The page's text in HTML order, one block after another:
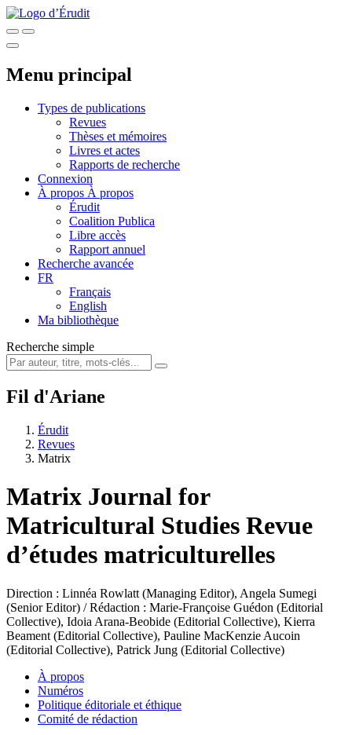
Menu principal
Types de publications
Revues
Thèses et mémoires
Livres et actes
Rapports de recherche
Connexion
À propos À propos
Érudit
Coalition Publica
Libre accès
Rapport annuel
Recherche avancée
FR
Français
English
Ma bibliothèque
Recherche simple
Fil d'Ariane
Érudit
Revues
Matrix
Matrix Journal for
Matricultural Studies Revue
d’études matriculturelles
Direction : Linnéa Rowlatt (Managing Editor), Angela Sumegi
(Senior Editor) / Rédaction : Marie-Françoise Guédon (Editorial
Collective), Idoia Arana-Beobide (Editorial Collective), Kierra
Beament (Editorial Collective), Pauline MacKenzie Aucoin
(Editorial Collective), Patrick Jung (Editorial Collective)
À propos
Numéros
Politique éditoriale et éthique
Comité de rédaction